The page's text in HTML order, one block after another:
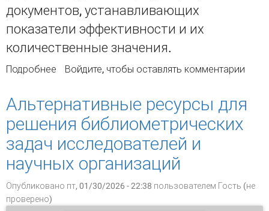
документов, устанавливающих
показатели эффективности и их
количественные значения.
Подробнее о Анализ российских систем научного
Войдите, чтобы оставлять комментарии
Альтернативные ресурсы для
решения библиометрических
задач исследователей и
научных организаций
Опубликовано пт, 01/30/2026 - 22:38 пользователем Гость (не
проверено)